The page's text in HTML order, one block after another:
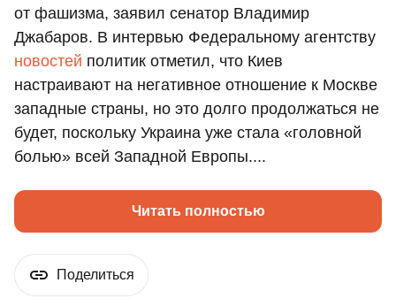
от фашизма, заявил сенатор Владимир
Джабаров. В интервью Федеральному агентству
новостей политик отметил, что Киев
настраивают на негативное отношение к Москве
западные страны, но это долго продолжаться не
будет, поскольку Украина уже стала «головной
болью» всей Западной Европы....
Читать полностью
Поделиться